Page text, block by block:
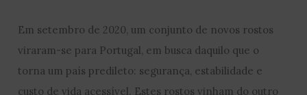
Em setembro de 2020, um conjunto de novos rostos
viraram-se para Portugal, em busca daquilo que o
torna um país predileto: segurança, estabilidade e
custo de vida acessível. Estes rostos vinham do outro